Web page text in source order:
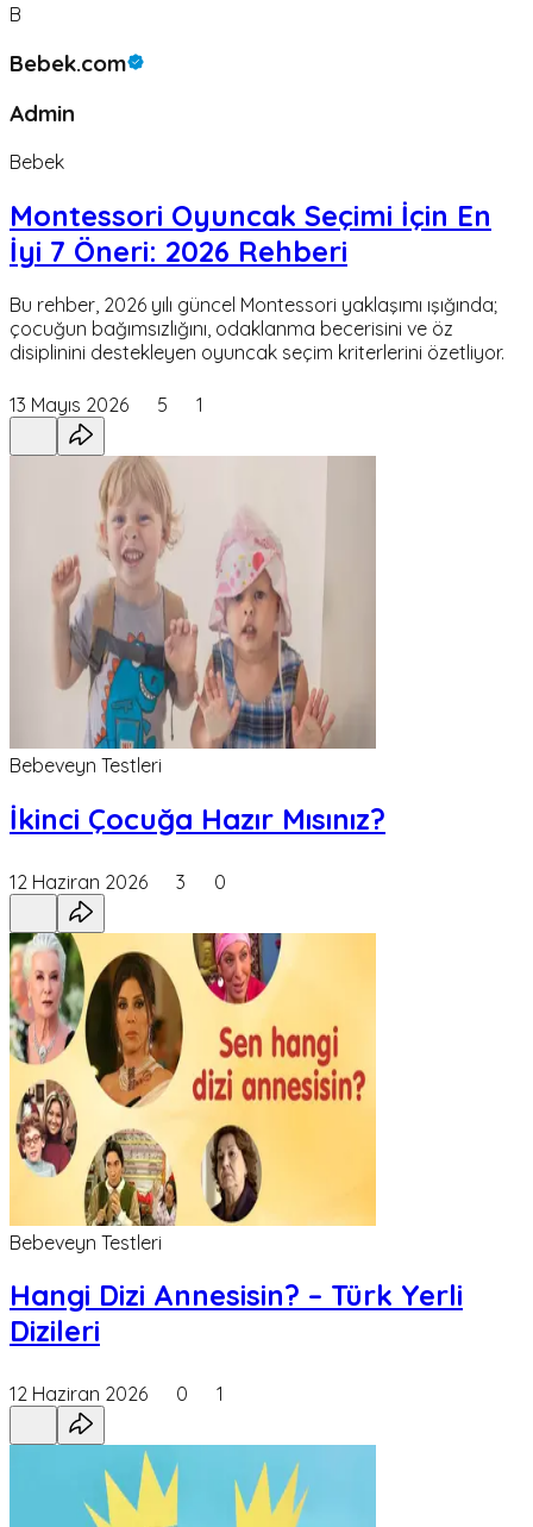
B
Bebek.com
Admin
Bebek
Montessori Oyuncak Seçimi İçin En
İyi 7 Öneri: 2026 Rehberi
Bu rehber, 2026 yılı güncel Montessori yaklaşımı ışığında;
çocuğun bağımsızlığını, odaklanma becerisini ve öz
disiplinini destekleyen oyuncak seçim kriterlerini özetliyor.
13 Mayıs 2026 5 1
Bebeveyn Testleri
İkinci Çocuğa Hazır Mısınız?
12 Haziran 2026 3 0
Bebeveyn Testleri
Hangi Dizi Annesisin? – Türk Yerli
Dizileri
12 Haziran 2026 0 1